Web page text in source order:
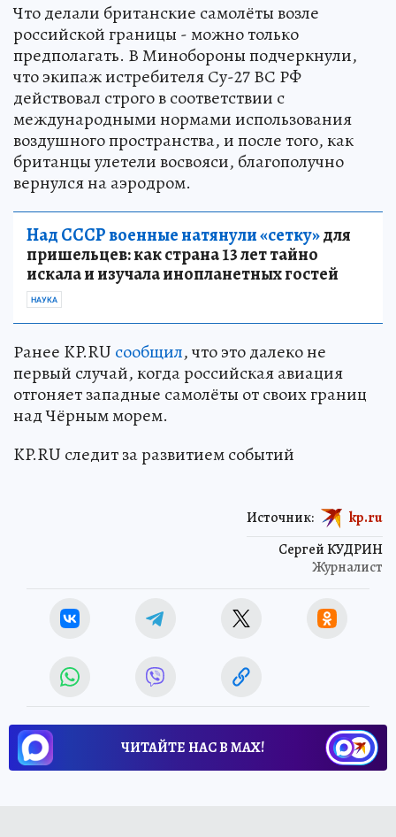
Что делали британские самолёты возле
российской границы - можно только
предполагать. В Минобороны подчеркнули,
что экипаж истребителя Су-27 ВС РФ
действовал строго в соответствии с
международными нормами использования
воздушного пространства, и после того, как
британцы улетели восвояси, благополучно
вернулся на аэродром.
Над СССР военные натянули «сетку»для
пришельцев: как страна 13 лет тайно
искала и изучала инопланетных гостей
НАУКА
Ранее KP.RU сообщил, что это далеко не
первый случай, когда российская авиация
отгоняет западные самолёты от своих границ
над Чёрным морем.
KP.RU следит за развитием событий
Сергей КУДРИН
Журналист
Источник: kp.ru
ЧИТАЙТЕ НАС В МАХ!